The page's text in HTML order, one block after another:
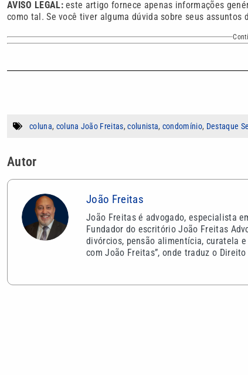
AVISO LEGAL:este artigo fornece apenas informações
como tal. Se você tiver alguma dúvida sobre seus
coluna, coluna João Freitas,colunista, condomínio, Destaque
Autor
João Freitas
João Freitas é advogado, especialista
Fundador do escritório João Freitas
divórcios, pensão alimentícia, curatela
com João Freitas”, onde traduz o